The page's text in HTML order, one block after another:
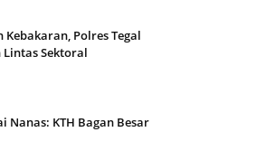
Polres Tegal
Lintas Sektoral
Nanas: KTH Bagan Besar